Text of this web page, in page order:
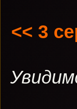
<< 3